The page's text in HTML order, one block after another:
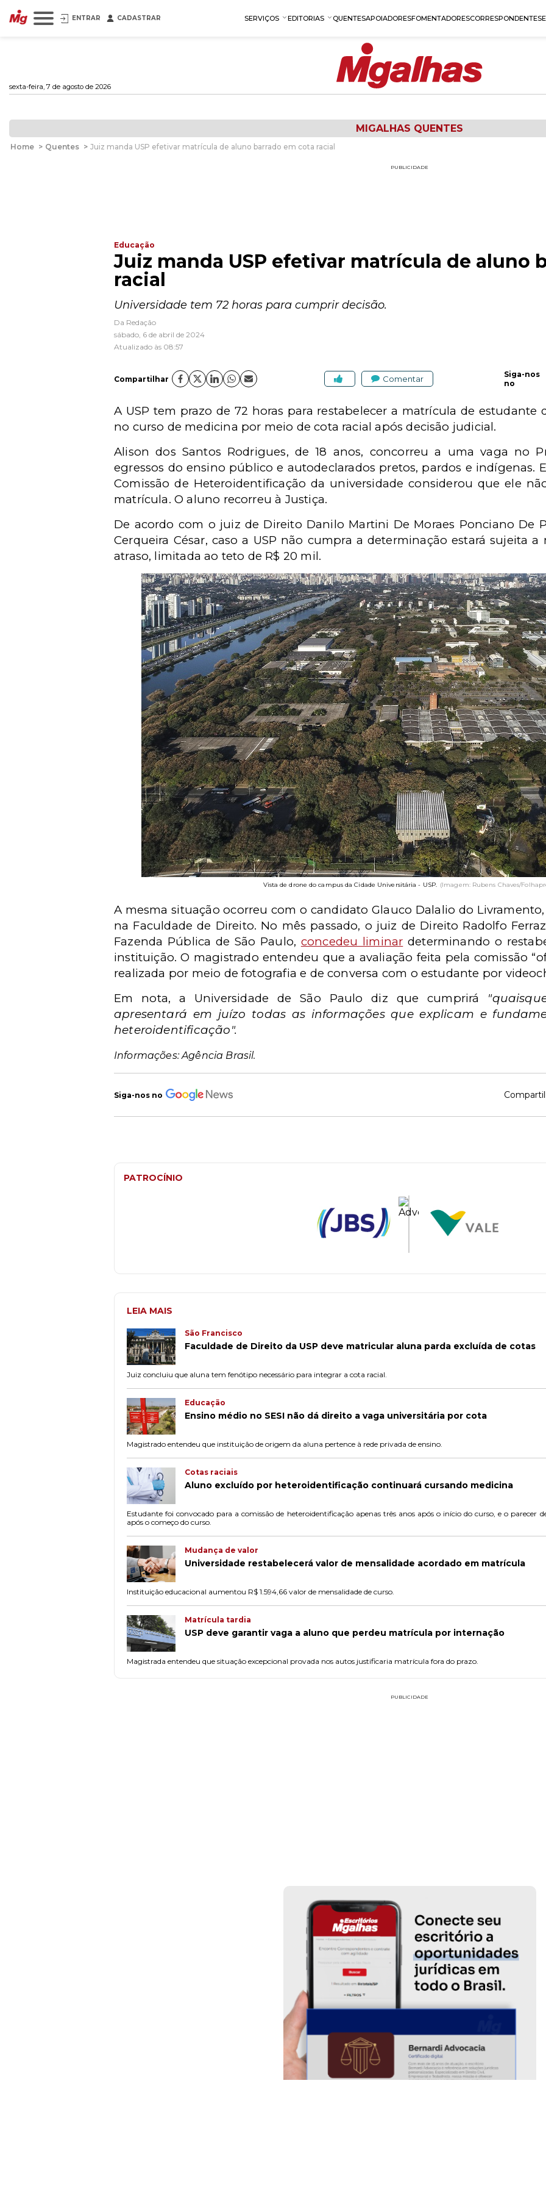
ENTRAR CADASTRAR SERVIÇOS EDITORIAS QUENTESAPOIADORESFOMENTADORESCORRESPONDENTES
sexta-feira, 7 de agosto de 2026
MIGALHAS QUENTES
Home > Quentes > Juiz manda USP efetivar matrícula de aluno barrado em cota racial
PUBLICIDADE
Educação
Juiz manda USP efetivar matrícula de aluno
racial
Universidade tem 72 horas para cumprir decisão.
Da Redação
sábado, 6 de abril de 2024
Atualizado às 08:57
Compartilhar Comentar
Siga-nos
no
A USP tem prazo de 72 horas para restabelecer a matrícula de estudante
no curso de medicina por meio de cota racial após decisão judicial.
Alison dos Santos Rodrigues, de 18 anos, concorreu a uma vaga no
egressos do ensino público e autodeclarados pretos, pardos e indígenas.
Comissão de Heteroidentificação da universidade considerou que ele
matrícula. O aluno recorreu à Justiça.
De acordo com o juiz de Direito Danilo Martini De Moraes Ponciano De
Cerqueira César, caso a USP não cumpra a determinação estará sujeita
atraso, limitada ao teto de R$ 20 mil.
Vista de drone do campus da Cidade Universitária - USP. (Imagem: Rubens Chaves/
A mesma situação ocorreu com o candidato Glauco Dalalio do
na Faculdade de Direito. No mês passado, o juiz de Direito Radolfo
Fazenda Pública de São Paulo, concedeu liminar determinando o
instituição. O magistrado entendeu que a avaliação feita pela comissão
realizada por meio de fotografia e de conversa com o estudante por
Em nota, a Universidade de São Paulo diz que cumprirá
apresentará em juízo todas as informações que explicam e
heteroidentificação".
Informações: Agência Brasil.
Siga-nos no
PATROCÍNIO
LEIA MAIS
São Francisco
Faculdade de Direito da USP deve matricular aluna parda excluída de cotas
Juiz concluiu que aluna tem fenótipo necessário para integrar a cota racial.
Educação
Ensino médio no SESI não dá direito a vaga universitária por cota
Magistrado entendeu que instituição de origem da aluna pertence à rede privada de ensino.
Cotas raciais
Aluno excluído por heteroidentificação continuará cursando medicina
Estudante foi convocado para a comissão de heteroidentificação apenas três anos após o início do curso, e o parecer
após o começo do curso.
Mudança de valor
Universidade restabelecerá valor de mensalidade acordado em matrícula
Instituição educacional aumentou R$ 1.594,66 valor de mensalidade de curso.
Matrícula tardia
USP deve garantir vaga a aluno que perdeu matrícula por internação
Magistrada entendeu que situação excepcional provada nos autos justificaria matrícula fora do prazo.
PUBLICIDADE